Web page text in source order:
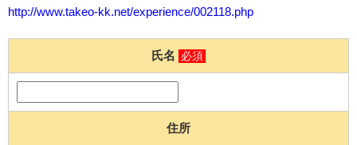
http://www.takeo-kk.net/experience/002118.php
氏名 必須
住所